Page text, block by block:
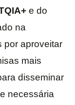
e do
na
por aproveitar
mais
disseminar
necessária